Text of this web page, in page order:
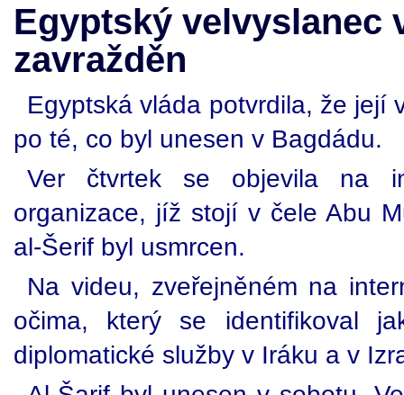
Egyptský velvyslanec
zavražděn
Egyptská vláda potvrdila, že její
po té, co byl unesen v Bagdádu.
Ver čtvrtek se objevila na
organizace, jíž stojí v čele Abu
al-Šerif byl usmrcen.
Na videu, zveřejněném na
očima, který se identifikoval
diplomatické služby v Iráku a v